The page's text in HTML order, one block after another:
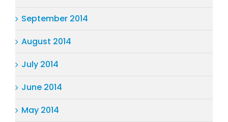
September 2014
August 2014
July 2014
June 2014
May 2014